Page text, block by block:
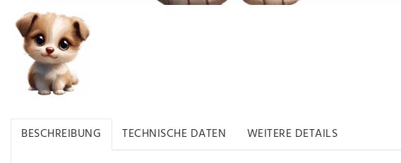
BESCHREIBUNG TECHNISCHE DATEN WEITERE DETAILS